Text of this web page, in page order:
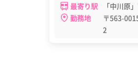
最寄り駅
「中川原
勤務地
〒563-
2